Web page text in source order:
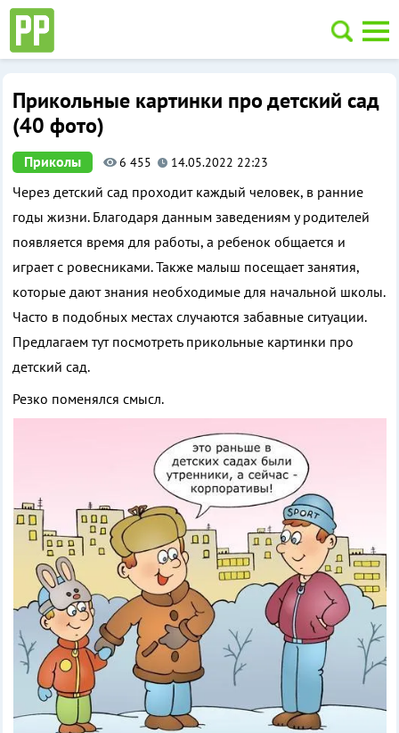
Перейти
содержимому
Прикольные картинки про детский сад
(40 фото)
Приколы 6 455 14.05.2022 22:23
Через детский сад проходит каждый человек, в ранние
годы жизни. Благодаря данным заведениям у родителей
появляется время для работы, а ребенок общается и
играет с ровесниками. Также малыш посещает занятия,
которые дают знания необходимые для начальной школы.
Часто в подобных местах случаются забавные ситуации.
Предлагаем тут посмотреть прикольные картинки про
детский сад.
Резко поменялся смысл.